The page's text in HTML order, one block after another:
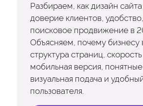
Разбираем, как дизайн
доверие клиентов,
поисковое продвижение в
Объясняем, почему бизнесу
структура страниц, скорость
мобильная версия, понятные
визуальная подача и
пользователя.